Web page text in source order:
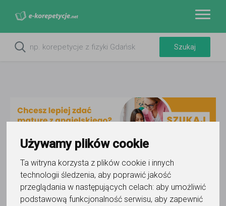
Używamy plików cookie
Ta witryna korzysta z plików cookie i innych
technologii śledzenia, aby poprawić jakość
przeglądania w następujących celach: aby umożliwić
podstawową funkcjonalność serwisu, aby zapewnić
Do ulubionych
Oznacz wystąpienie kontaktu